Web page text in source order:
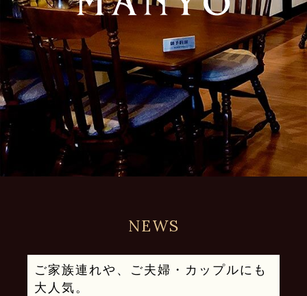
NEWS
ご家族連れや、ご夫婦・カップルにも
大人気。